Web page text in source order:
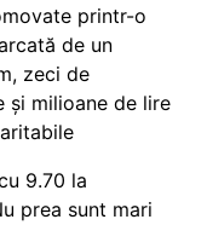
printr-o
de un
zeci de
și milioane de lire
9.70 la
prea sunt mari